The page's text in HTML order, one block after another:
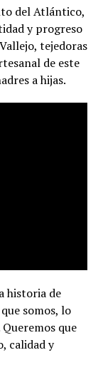
del Atlántico,
y progreso
tejedoras
de este
a hijas.
historia de
somos, lo
que
calidad y